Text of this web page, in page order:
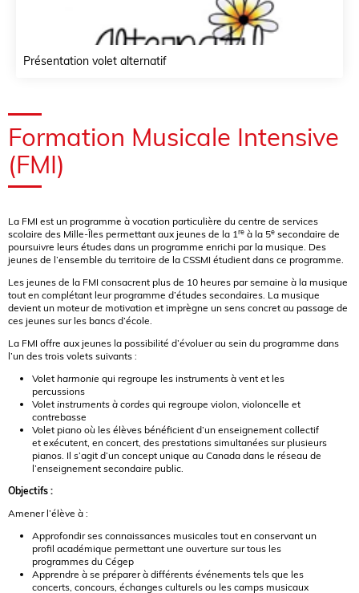
Présentation volet alternatif
Formation Musicale Intensive
(FMI)
La FMI est un programme à vocation particulière du centre de services
scolaire des Mille-Îles permettant aux jeunes de la 1re à la 5e secondaire de
poursuivre leurs études dans un programme enrichi par la musique. Des
jeunes de l’ensemble du territoire de la CSSMI étudient dans ce programme.
Les jeunes de la FMI consacrent plus de 10 heures par semaine à la musique
tout en complétant leur programme d’études secondaires. La musique
devient un moteur de motivation et imprègne un sens concret au passage de
ces jeunes sur les bancs d’école.
La FMI offre aux jeunes la possibilité d’évoluer au sein du programme dans
l’un des trois volets suivants :
Volet harmonie qui regroupe les instruments à vent et les
percussions
Volet instruments à cordes qui regroupe violon, violoncelle et
contrebasse
Volet piano où les élèves bénéficient d’un enseignement collectif
et exécutent, en concert, des prestations simultanées sur plusieurs
pianos. Il s’agit d’un concept unique au Canada dans le réseau de
l’enseignement secondaire public.
Objectifs :
Amener l’élève à :
Approfondir ses connaissances musicales tout en conservant un
profil académique permettant une ouverture sur tous les
programmes du Cégep
Apprendre à se préparer à différents événements tels que les
concerts, concours, échanges culturels ou les camps musicaux